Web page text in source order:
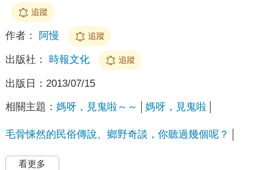
追蹤
作者： 阿慢 追蹤
出版社： 時報文化 追蹤
出版日： 2013/07/15
相關主題： 媽呀，見鬼啦～～ 媽呀，見鬼啦
毛骨悚然的民俗傳說、鄉野奇談，你聽過幾個呢？
看更多